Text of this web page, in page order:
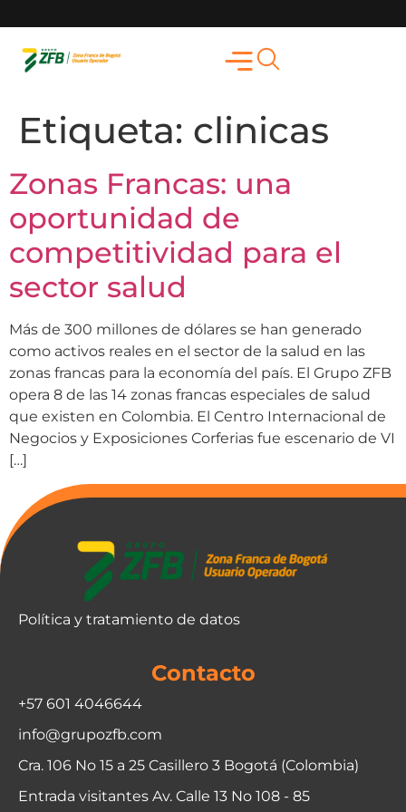
Etiqueta: clinicas
Zonas Francas: una
oportunidad de
competitividad para el
sector salud
Más de 300 millones de dólares se han generado
como activos reales en el sector de la salud en las
zonas francas para la economía del país. El Grupo ZFB
opera 8 de las 14 zonas francas especiales de salud
que existen en Colombia. El Centro Internacional de
Negocios y Exposiciones Corferias fue escenario de VI
[…]
Política y tratamiento de datos
Contacto
+57 601 4046644
info@grupozfb.com
Cra. 106 No 15 a 25 Casillero 3 Bogotá (Colombia)
Entrada visitantes Av. Calle 13 No 108 - 85